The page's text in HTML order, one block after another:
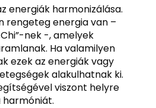
energiák harmonizálása.
rengeteg energia van –
nek -, amelyek
Ha valamilyen
ezek az energiák vagy
alakulhatnak ki.
viszont helyre